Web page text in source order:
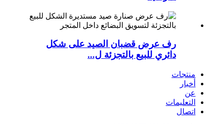
رف عرض قضبان الصيد على شكل
دائري للبيع بالتجزئة ل...
منتجات
أخبار
عن
التعليمات
اتصال